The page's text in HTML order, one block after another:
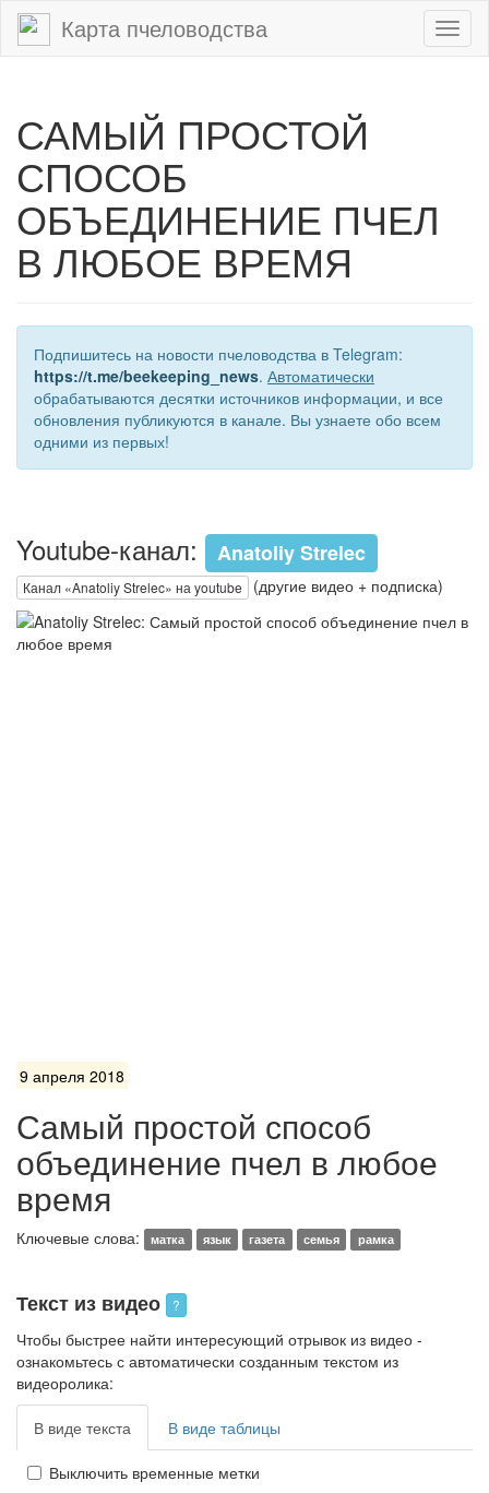
Карта пчеловодства
САМЫЙ ПРОСТОЙ
СПОСОБ
ОБЪЕДИНЕНИЕ ПЧЕЛ
В ЛЮБОЕ ВРЕМЯ
Подпишитесь на новости пчеловодства в Telegram:
https://t.me/beekeeping_news. Автоматически
обрабатываются десятки источников информации, и все
обновления публикуются в канале. Вы узнаете обо всем
одними из первых!
Youtube-канал: Anatoliy Strelec
Канал «Anatoliy Strelec» на youtube (другие видео + подписка)
9 апреля 2018
Самый простой способ
объединение пчел в любое
время
Ключевые слова: матка язык газета семья рамка
Текст из видео ?
Чтобы быстрее найти интересующий отрывок из видео -
ознакомьтесь с автоматически созданным текстом из
видеоролика:
В виде текста В виде таблицы
Выключить временные метки